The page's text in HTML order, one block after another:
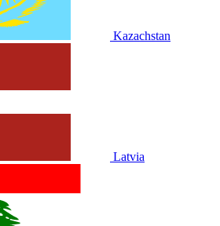
Kazachstan
Latvia